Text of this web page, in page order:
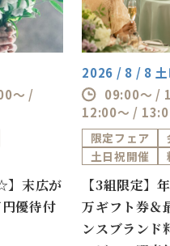
～ /
】末広が
優待付
2026 / 8 / 8
09:00～ /
12:00～ /
限定フェア
土日祝開催
【3組限定】
万ギフト券＆
ンスブランド